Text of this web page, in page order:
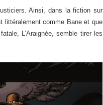
Ainsi, dans la fiction sur
littéralement comme Bane et que
L’Araignée, semble tirer les